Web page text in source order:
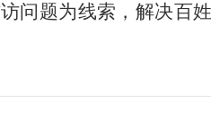
问题为线索，解决百